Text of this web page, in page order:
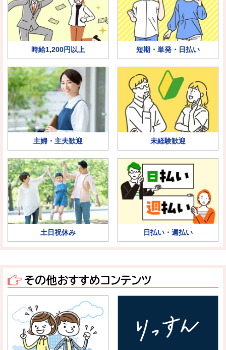
時給1,200円以上 短期・単発・日払い
主婦・主夫歓迎 未経験歓迎
土日祝休み 日払い・週払い
その他おすすめコンテンツ